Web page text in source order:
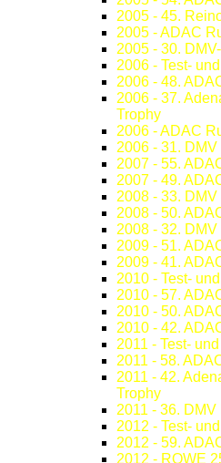
2005 - 45.
2005 - ADAC
2005 - 30.
2006 - Test-
2006 - 48.
2006 - 37.
Trophy
2006 - ADAC
2006 - 31.
2007 - 55.
2007 - 49.
2008 - 33.
2008 - 50.
2008 - 32.
2009 - 51.
2009 - 41.
2010 - Test-
2010 - 57.
2010 - 50.
2010 - 42.
2011 - Test-
2011 - 58.
2011 - 42.
Trophy
2011 - 36. DMV
2012 - Test-
2012 - 59.
2012 - ROWE